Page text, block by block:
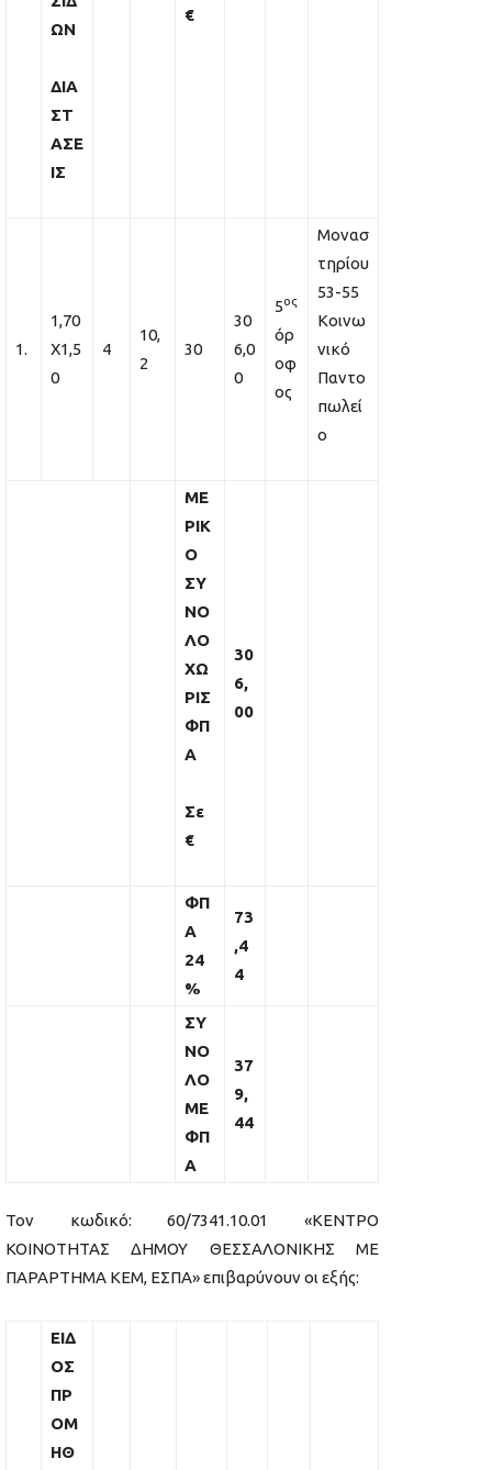
ΩΝ
ΔΙΑ
ΣΤ
ΑΣΕ
ΙΣ
€
1.
1,70
Χ1,5
0
4
10,
2
30
30
6,0
0
5ος
όρ
οφ
ος
Μονασ
τηρίου
53-55
Κοινω
νικό
Παντο
πωλεί
ο
ΜΕ
ΡΙΚ
Ο
ΣΥ
ΝΟ
ΛΟ
ΧΩ
ΡΙΣ
ΦΠ
Α
Σε
€
30
6,
00
ΦΠ
Α
24
%
73
,4
4
ΣΥ
ΝΟ
ΛΟ
ΜΕ
ΦΠ
Α
37
9,
44
Τον κωδικό: 60/7341.10.01 «ΚΕΝΤΡΟ
ΚΟΙΝΟΤΗΤΑΣ ΔΗΜΟΥ ΘΕΣΣΑΛΟΝΙΚΗΣ ΜΕ
ΠΑΡΑΡΤΗΜΑ ΚΕΜ, ΕΣΠΑ» επιβαρύνουν οι εξής:
ΕΙΔ
ΟΣ
ΠΡ
ΟΜ
ΗΘ